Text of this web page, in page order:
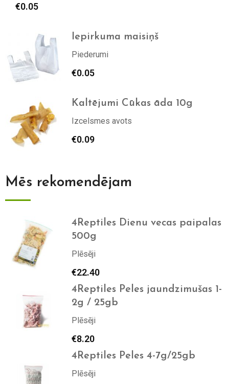
€0.05
Iepirkuma maisiņš
Piederumi
€0.05
Kaltējumi Cūkas āda 10g
Izcelsmes avots
€0.09
Mēs rekomendējam
4Reptiles Dienu vecas paipalas
500g
Plēsēji
€22.40
4Reptiles Peles jaundzimušas 1-
2g / 25gb
Plēsēji
€8.20
4Reptiles Peles 4-7g/25gb
Plēsēji